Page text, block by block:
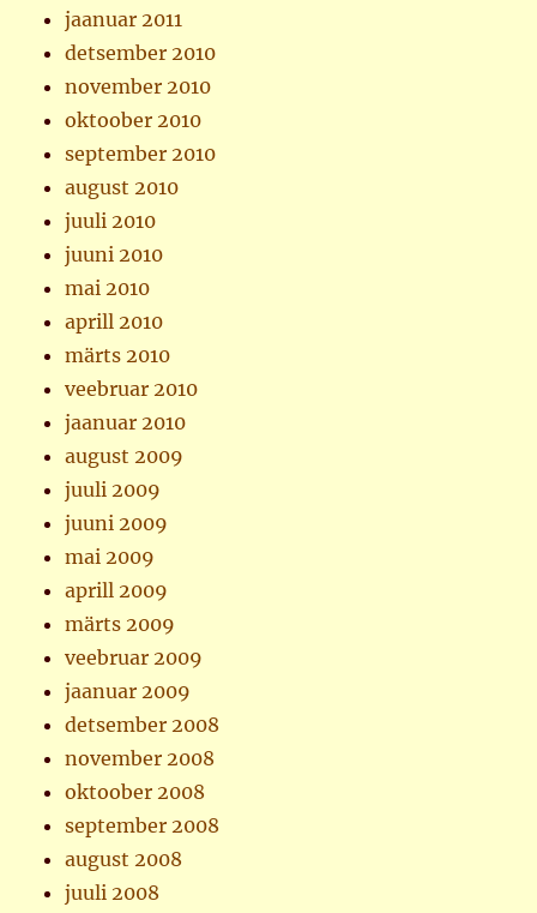
jaanuar 2011
detsember 2010
november 2010
oktoober 2010
september 2010
august 2010
juuli 2010
juuni 2010
mai 2010
aprill 2010
märts 2010
veebruar 2010
jaanuar 2010
august 2009
juuli 2009
juuni 2009
mai 2009
aprill 2009
märts 2009
veebruar 2009
jaanuar 2009
detsember 2008
november 2008
oktoober 2008
september 2008
august 2008
juuli 2008